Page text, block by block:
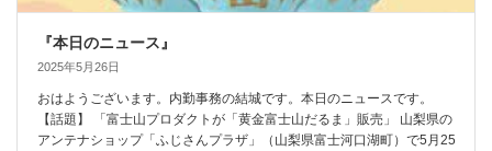
『本日のニュース』
2025年5月26日
おはようございます。内勤事務の結城です。本日のニュースです。
【話題】 「富士山プロダクトが「黄金富士山だるま」販売」 山梨県の
アンテナショップ「ふじさんプラザ」（山梨県富士河口湖町）で5月25